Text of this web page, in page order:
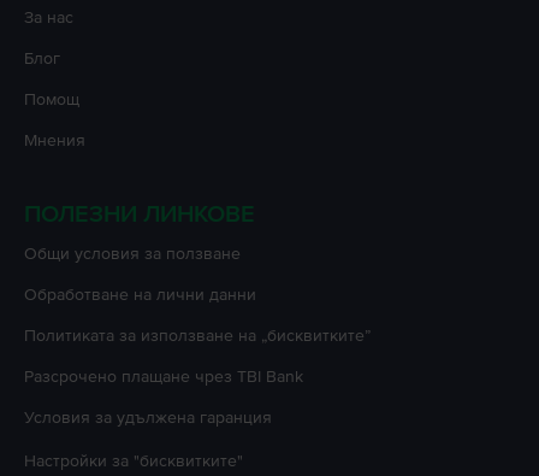
За нас
Блог
Помощ
Мнения
ПОЛЕЗНИ ЛИНКОВЕ
Oбщи условия за ползване
Oбработване на лични данни
Политиката за използване на „бисквитките”
Разсрочено плащане чрез TBI Bank
Условия за удължена гаранция
Настройки за "бисквитките"